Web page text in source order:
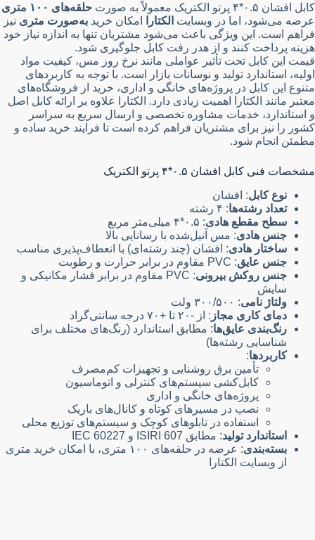
کابل افشان ۰.۵*۴ پرتو الکتریک معمولاً به صورت
حلقه‌های ۱۰۰ متری
عرضه می‌شود، اما در وبسایت الکتارا امکان خرید به‌صورت متری نیز
فراهم است. این ویژگی باعث می‌شود مشتریان تنها به اندازه نیاز خود
هزینه پرداخت کنند و از هدر رفت کابل جلوگیری شود.
قیمت این کابل تحت تأثیر عواملی مانند نرخ روز مس، کیفیت مواد
اولیه، استاندارد تولید و نوسانات بازار است. با توجه به کاربردهای
متنوع این کابل در پروژه‌های خانگی و اداری، خرید از فروشگاه‌های
معتبر مانند الکتارا اهمیت زیادی دارد. الکتارا علاوه بر ارائه کابل اصل
و استاندارد، خدمات مشاوره تخصصی و ارسال سریع به سراسر
کشور را نیز برای مشتریان فراهم کرده است تا فرایند خرید ساده و
مطمئن انجام شود.
مشخصات فنی کابل افشان ۰.۵*۴ پرتو الکتریک
نوع کابل: افشان
تعداد رشته‌ها: ۴ رشته
سطح مقطع هادی: ۰.۵*۴ میلی‌متر مربع
جنس هادی: مس آنیل‌شده با رسانایی بالا
ساختار هادی: افشان (چند رشته‌ای) با انعطاف‌پذیری مناسب
جنس عایق: PVC مقاوم در برابر حرارت و رطوبت
جنس روکش بیرونی
: PVC مقاوم در برابر فشار مکانیکی و
سایش
ولتاژ نامی: ۳۰۰/۵۰۰ ولت
دمای کاری مجاز : از -۲۰ تا +۷۰ درجه سانتی‌گراد
رنگ‌بندی عایق‌ها: مطابق استاندارد (رنگ‌های مختلف برای
شناسایی رشته‌ها)
کاربردها:
تأمین برق روشنایی و تجهیزات کم‌مصرف
کابل‌کشی سیستم‌های کنترلی و اتوماسیون
پروژه‌های خانگی و اداری
نصب در مسیرهای کوتاه و کانال‌های باریک
استفاده در تابلوهای کوچک و سیستم‌های توزیع محلی
استاندارد تولید: مطابق ISIRI 607 و IEC 60227
بسته‌بندی
: عرضه در حلقه‌های ۱۰۰ متری، با امکان خرید متری
از وبسایت الکتارا